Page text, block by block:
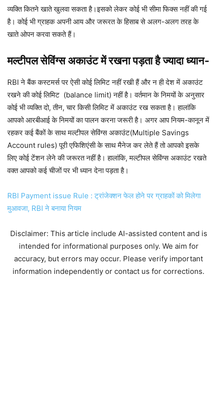
व्यक्ति कितने खाते खुलवा सकता है।इसको लेकर कोई भी सीमा फिक्स नहीं की गई
है। कोई भी ग्राहक अपनी आय और जरूरत के हिसाब से अलग-अलग तरह के
खाते ओपन करवा सकते हैं।
मल्टीपल सेविंग्स अकाउंट में रखना पड़ता है ज्यादा ध्यान-
RBI ने बैंक कस्टमर्स पर ऐसी कोई लिमिट नहीं रखी हैं और न ही देश में अकाउंट
रखने की कोई लिमिट (balance limit) नहीं है। वर्तमान के निमयों के अनुसार
कोई भी व्यक्ति दो, तीन, चार किसी लिमिट में अकाउंट रख सकता है। हालांकि
आपको आरबीआई के निमयों का पालन करना जरूरी है। अगर आप नियम-कानून में
रहकर कई बैंकों के साथ मल्टीपल सेविंग्स अकाउंट(Multiple Savings
Account rules) पूरी एफिशिएंसी के साथ मैनेज कर लेते हैं तो आपको इसके
लिए कोई टेंशन लेने की जरूरत नहीं है। हालांकि, मल्टीपल सेविंग्स अकाउंट रखते
वक्त आपको कई चीजों पर भी ध्यान देना पड़ता है।
RBI Payment issue Rule : ट्रांजेक्शन फेल होने पर ग्राहकों को मिलेगा
मुआवजा, RBI ने बनाया नियम
Disclaimer: This article include AI-assisted content and is
intended for informational purposes only. We aim for
accuracy, but errors may occur. Please verify important
information independently or contact us for corrections.